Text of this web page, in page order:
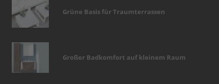
Grüne Basis für Traumterrassen
Großer Badkomfort auf kleinem Raum